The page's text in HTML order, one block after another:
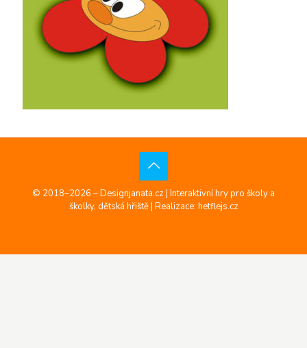
© 2018–2026 – Designjanata.cz | Interaktivní hry pro školy a
školky, dětská hřiště | Realizace: hetflejs.cz